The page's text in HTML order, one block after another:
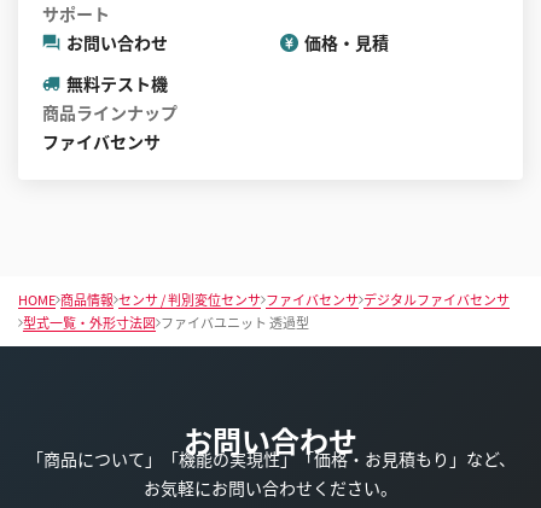
サポート
お問い合わせ
価格・見積
無料テスト機
商品ラインナップ
ファイバセンサ
HOME 商品情報 センサ / 判別変位センサ ファイバセンサ デジタルファイバセンサ
型式一覧・外形寸法図 ファイバユニット 透過型
お問い合わせ
「商品について」「機能の実現性」「価格・お見積もり」など、
お気軽にお問い合わせください。